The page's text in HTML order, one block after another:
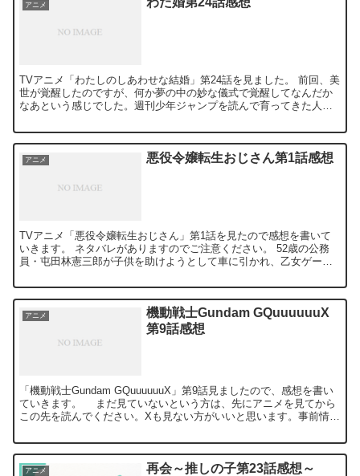
アニメ
TVアニメ「わたしのしあわせな結婚」第24話を見ました。 前回、美
世が覚醒したのですが、何か夢の中の妙な儀式で覚醒してなんだか
なあという感じでした。週刊少年ジャンプを読んで育ってきた人間
アニメ 悪役令嬢転生おじさん第1話感想
TVアニメ「悪役令嬢転生おじさん」第1話を見たので感想を書いて
いきます。 ネタバレがありますのでご注意ください。 52歳の公務
員・屯田林憲三郎が子供を助けようとして車に引かれ、乙女ゲーム
アニメ
機動戦士Gundam GQuuuuuuX
第9話感想
「機動戦士Gundam GQuuuuuuX」第9話見ましたので、感想を書い
ていきます。 まだ見ていないという方は、先にアニメを見てから
この先を読んでください。Xも見ない方がいいと思います。事前情報
アニメ 再会～推しの子第23話感想～